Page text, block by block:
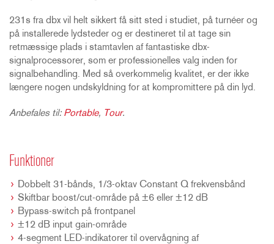
231s fra dbx vil helt sikkert få sitt sted i studiet, på turnéer og
på installerede lydsteder og er destineret til at tage sin
retmæssige plads i stamtavlen af fantastiske dbx-
signalprocessorer, som er professionelles valg inden for
signalbehandling. Med så overkommelig kvalitet, er der ikke
længere nogen undskyldning for at kompromittere på din lyd.
Anbefales til: Portable, Tour.
Funktioner
Dobbelt 31-bånds, 1/3-oktav Constant Q frekvensbånd
Skiftbar boost/cut-område på ±6 eller ±12 dB
Bypass-switch på frontpanel
±12 dB input gain-område
4-segment LED-indikatorer til overvågning af